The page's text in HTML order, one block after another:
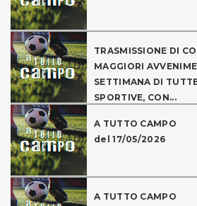
TRASMISSIONE DI
MAGGIORI
SETTIMANA DI
SPORTIVE, CON...
A TUTTO CAMPO
del 17/05/2026
A TUTTO CAMPO